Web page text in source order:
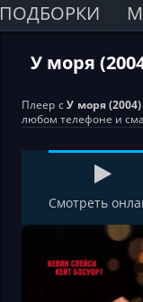
ПОДБОРКИ
У моря
Плеер сУ моря (2004)
любом телефоне и
Смотреть